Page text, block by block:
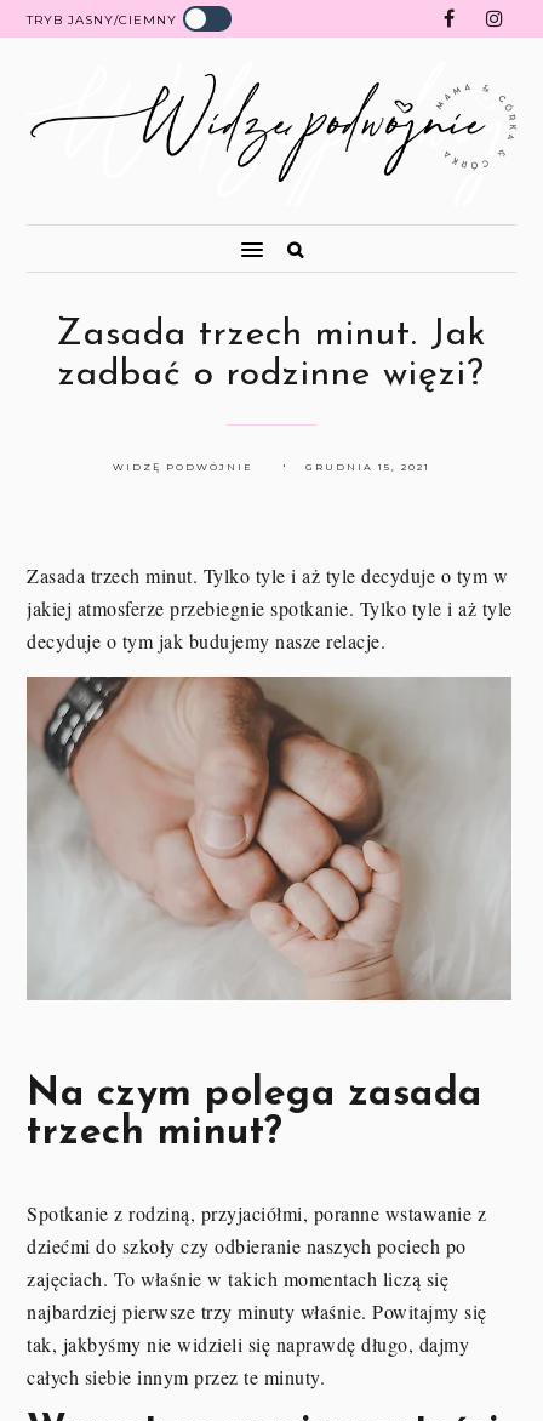
TRYB JASNY/CIEMNY
Zasada trzech minut. Jak
zadbać o rodzinne więzi?
WIDZĘ PODWÓJNIE GRUDNIA 15, 2021
Zasada trzech minut. Tylko tyle i aż tyle decyduje o tym w
jakiej atmosferze przebiegnie spotkanie. Tylko tyle i aż tyle
decyduje o tym jak budujemy nasze relacje.
Na czym polega zasada
trzech minut?
Spotkanie z rodziną, przyjaciółmi, poranne wstawanie z
dziećmi do szkoły czy odbieranie naszych pociech po
zajęciach. To właśnie w takich momentach liczą się
najbardziej pierwsze trzy minuty właśnie. Powitajmy się
tak, jakbyśmy nie widzieli się naprawdę długo, dajmy
całych siebie innym przez te minuty.